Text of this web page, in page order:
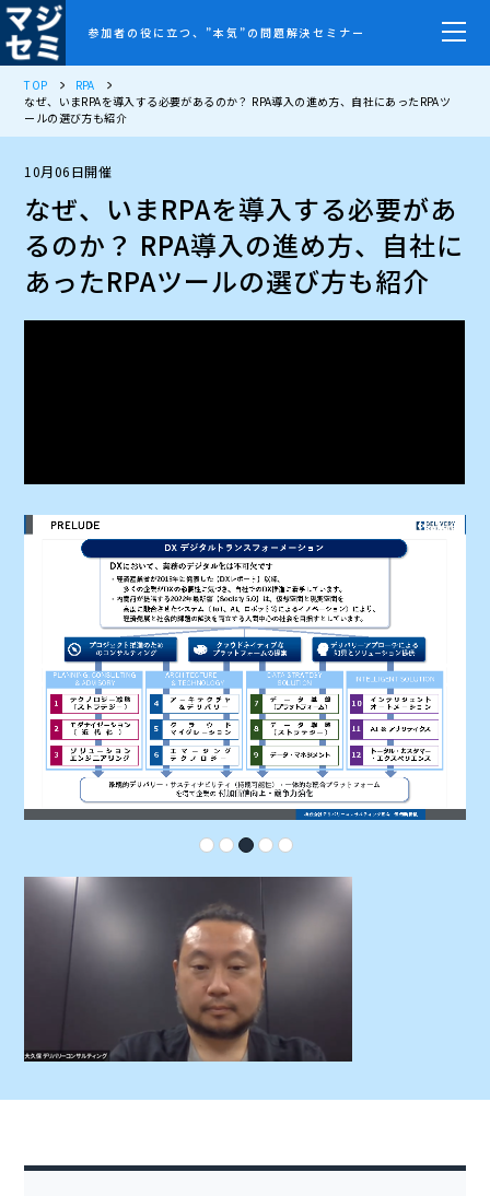
参加者の役に立つ、”本気”の問題解決セミナー
TOP
RPA
なぜ、いまRPAを導入する必要があるのか？ RPA導入の進め方、自社にあったRPAツ
ールの選び方も紹介
10月06日開催
なぜ、いまRPAを導入する必要があ
るのか？ RPA導入の進め方、自社に
あったRPAツールの選び方も紹介